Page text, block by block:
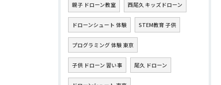
親子 ドローン教室 西尾久 キッズドローン
ドローンシュート 体験 STEM教育 子供
プログラミング 体験 東京
子供 ドローン 習い事 尾久 ドローン